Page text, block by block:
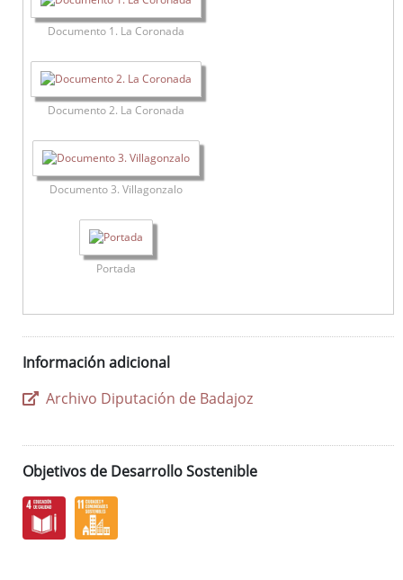
Documento 1. La Coronada
Documento 2. La Coronada
Documento 3. Villagonzalo
Portada
Información adicional
Archivo Diputación de Badajoz
Objetivos de Desarrollo Sostenible